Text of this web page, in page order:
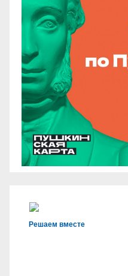
Решаем вместе